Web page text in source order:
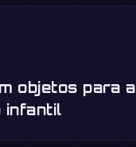
objetos para a
infantil